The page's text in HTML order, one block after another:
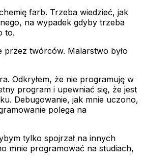
farb. Trzeba wiedzieć, jak
na wypadek gdyby trzeba
to.
przez twórców. Malarstwo było
Odkryłem, że nie programuję w
program i upewniać się, że jest
Debugowanie, jak mnie uczono,
polega na
tylko spojrzał na innych
mnie programować na studiach,